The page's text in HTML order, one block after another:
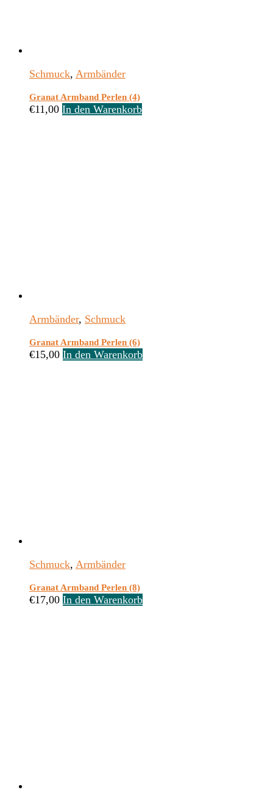
Schmuck, Armbänder
Granat Armband Perlen (4)
€11,00 In den Warenkorb
Armbänder, Schmuck
Granat Armband Perlen (6)
€15,00 In den Warenkorb
Schmuck, Armbänder
Granat Armband Perlen (8)
€17,00 In den Warenkorb